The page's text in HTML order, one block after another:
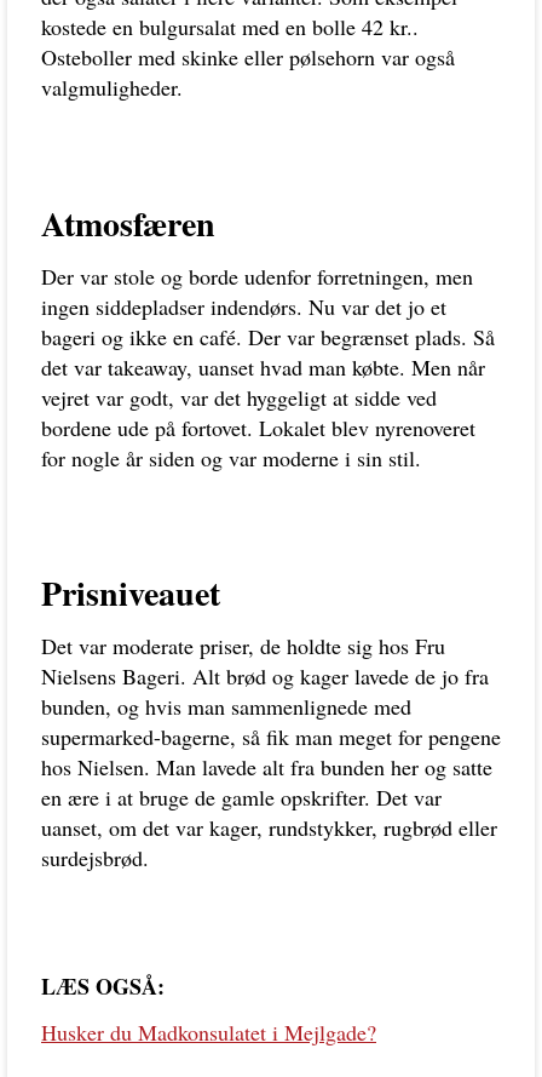
kostede en bulgursalat med en bolle 42 kr..
Osteboller med skinke eller pølsehorn var også
valgmuligheder.
Atmosfæren
Der var stole og borde udenfor forretningen, men
ingen siddepladser indendørs. Nu var det jo et
bageri og ikke en café. Der var begrænset plads. Så
det var takeaway, uanset hvad man købte. Men når
vejret var godt, var det hyggeligt at sidde ved
bordene ude på fortovet. Lokalet blev nyrenoveret
for nogle år siden og var moderne i sin stil.
Prisniveauet
Det var moderate priser, de holdte sig hos Fru
Nielsens Bageri. Alt brød og kager lavede de jo fra
bunden, og hvis man sammenlignede med
supermarked-bagerne, så fik man meget for pengene
hos Nielsen. Man lavede alt fra bunden her og satte
en ære i at bruge de gamle opskrifter. Det var
uanset, om det var kager, rundstykker, rugbrød eller
surdejsbrød.
LÆS OGSÅ:
Husker du Madkonsulatet i Mejlgade?